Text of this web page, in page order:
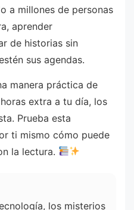
a millones de personas
aprender
de historias sin
sus agendas.
manera práctica de
extra a tu día, los
Prueba esta
ti mismo cómo puede
la lectura.
los misterios